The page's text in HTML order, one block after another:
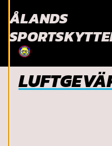
bättre
användarupplevelse
och personlig
service. Genom att
samtycka till
användningen av
ÅLANDS